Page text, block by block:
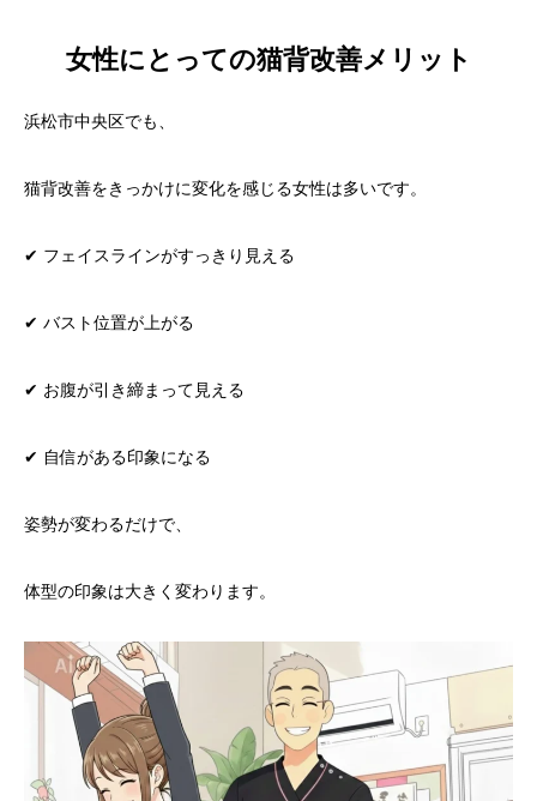
女性にとっての猫背改善メリット
浜松市中央区でも、
猫背改善をきっかけに変化を感じる女性は多いです。
✔ フェイスラインがすっきり見える
✔ バスト位置が上がる
✔ お腹が引き締まって見える
✔ 自信がある印象になる
姿勢が変わるだけで、
体型の印象は大きく変わります。